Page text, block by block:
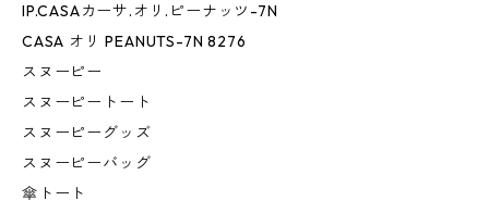
IP.CASAカーサ.オリ.ピーナッツ-7N
CASA オリ PEANUTS-7N 8276
スヌーピー
スヌーピートート
スヌーピーグッズ
スヌーピーバッグ
傘トート